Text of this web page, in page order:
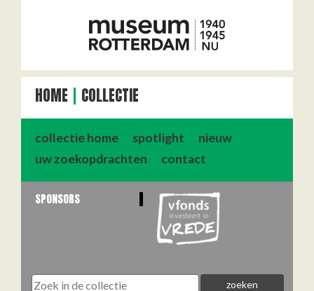
HOME COLLECTIE
collectie home spotlight
nieuw
uw zoekopdrachten
contact
SPONSORS